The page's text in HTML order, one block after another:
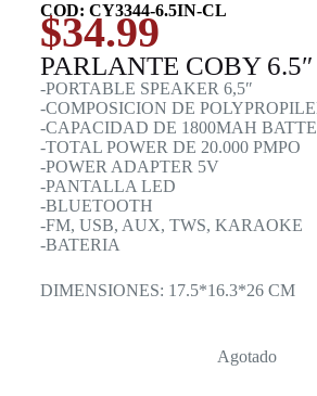
COD: CY3344-6.5IN-CL
$34.99
PARLANTE COBY 6.5″
-PORTABLE SPEAKER 6,5″
-COMPOSICION DE
-CAPACIDAD DE 1800MAH
-TOTAL POWER DE 20.000 PMPO
-POWER ADAPTER 5V
-PANTALLA LED
-BLUETOOTH
-FM, USB, AUX, TWS, KARAOKE
-BATERIA
DIMENSIONES: 17.5*16.3*26 CM
Agotado